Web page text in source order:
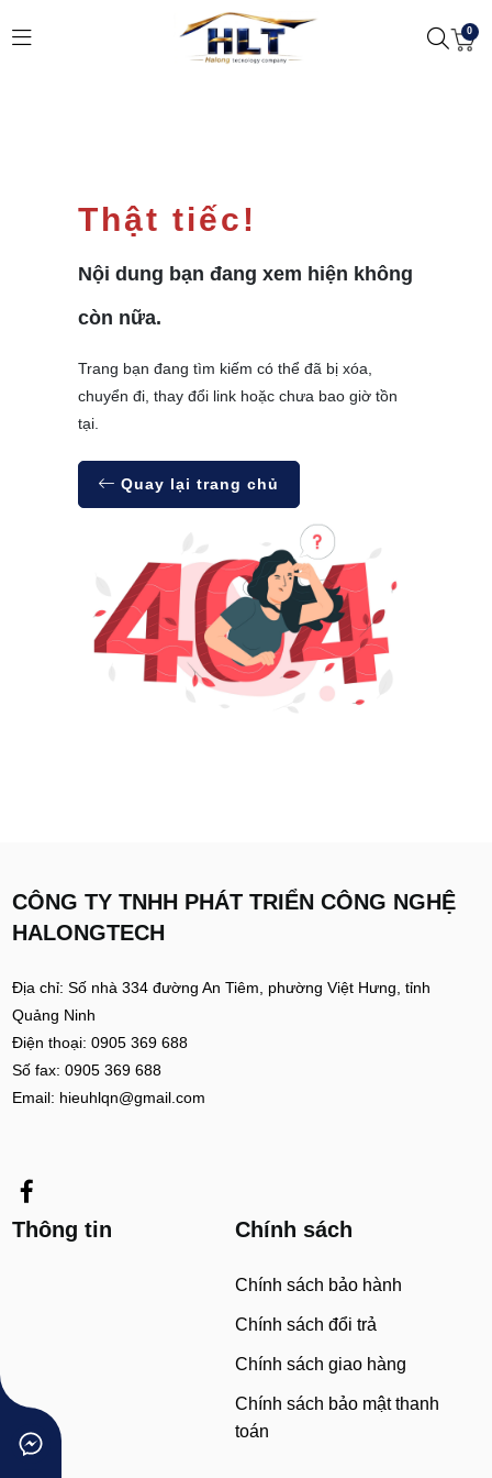
0
Thật tiếc!
Nội dung bạn đang xem hiện không
còn nữa.
Trang bạn đang tìm kiếm có thể đã bị xóa,
chuyển đi, thay đổi link hoặc chưa bao giờ tồn
tại.
Quay lại trang chủ
CÔNG TY TNHH PHÁT TRIỂN CÔNG NGHỆ
HALONGTECH
Địa chỉ: Số nhà 334 đường An Tiêm, phường Việt Hưng, tỉnh
Quảng Ninh
Điện thoại: 0905 369 688
Số fax: 0905 369 688
Email: hieuhlqn@gmail.com
Thông tin Chính sách
Chính sách bảo hành
Chính sách đổi trả
Chính sách giao hàng
Chính sách bảo mật thanh
toán